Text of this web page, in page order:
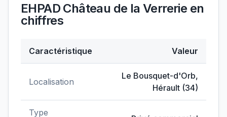
EHPAD Château de la Verrerie en
chiffres
Caractéristique Valeur
Localisation
Le Bousquet-d'Orb,
Hérault (34)
Type